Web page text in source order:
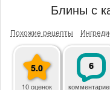
Блины с
Похожие рецепты
5.0
10 оценок
6